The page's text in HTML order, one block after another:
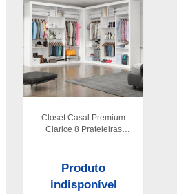
Closet Casal Premium
Clarice 8 Prateleiras
Produto
indisponível